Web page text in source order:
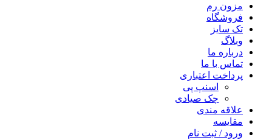
مزون رم
فروشگاه
تک سایز
وبلاگ
درباره ما
تماس با ما
پرداخت اعتباری
اسنپ پی
چک صیادی
علاقه مندی
مقايسه
ورود / ثبت نام